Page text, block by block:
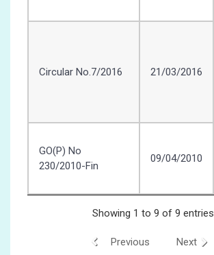
Circular No.7/2016 21/03/2016
GO(P) No
230/2010-Fin
09/04/2010
Showing 1 to 9 of 9 entries
Previous Next